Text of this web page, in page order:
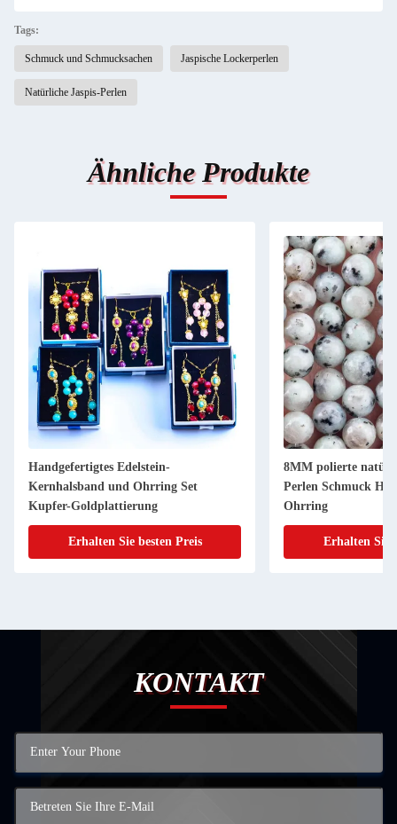
Tags:
Schmuck und Schmucksachen Jaspische Lockerperlen
Natürliche Jaspis-Perlen
Ähnliche Produkte
Handgefertigtes Edelstein-
Kernhalsband und Ohrring Set
Kupfer-Goldplattierung
Erhalten Sie besten Preis
8MM polierte
Perlen Schmuck
Ohrring
Erhalten Sie
KONTAKT